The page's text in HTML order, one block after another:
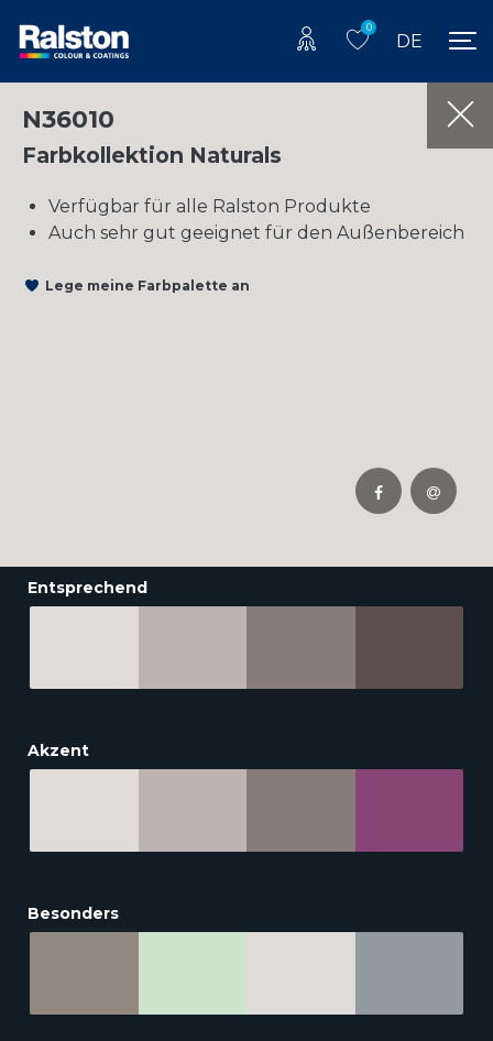
0
DE
N36010
Farbkollektion Naturals
Verfügbar für alle Ralston Produkte
Auch sehr gut geeignet für den Außenbereich
Lege meine Farbpalette an
Entsprechend
Akzent
Besonders